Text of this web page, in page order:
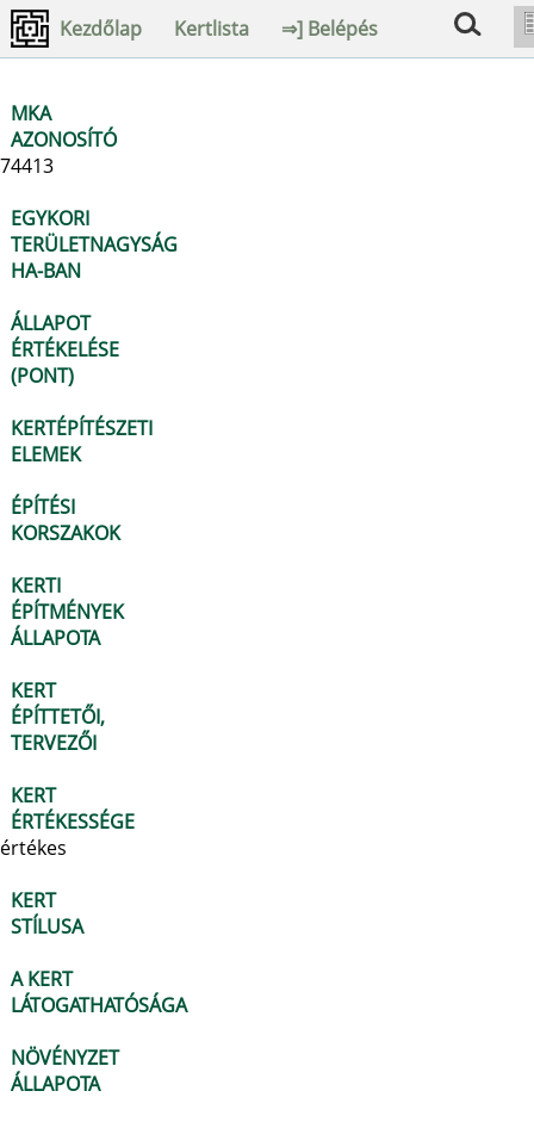
Kezdőlap Kertlista ⇒] Belépés
MKA
AZONOSÍTÓ
74413
EGYKORI
TERÜLETNAGYSÁG
HA-BAN
ÁLLAPOT
ÉRTÉKELÉSE
(PONT)
KERTÉPÍTÉSZETI
ELEMEK
ÉPÍTÉSI
KORSZAKOK
KERTI
ÉPÍTMÉNYEK
ÁLLAPOTA
KERT
ÉPÍTTETŐI,
TERVEZŐI
KERT
ÉRTÉKESSÉGE
értékes
KERT
STÍLUSA
A KERT
LÁTOGATHATÓSÁGA
NÖVÉNYZET
ÁLLAPOTA